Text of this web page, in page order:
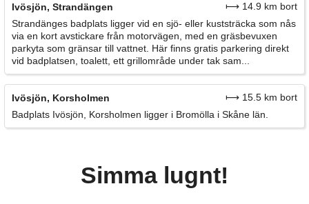
Ivösjön, Strandängen
⟼ 14.9 km bort
Strandänges badplats ligger vid en sjö- eller kuststräcka som nås
via en kort avstickare från motorvägen, med en gräsbevuxen
parkyta som gränsar till vattnet. Här finns gratis parkering direkt
vid badplatsen, toalett, ett grillområde under tak sam...
Ivösjön, Korsholmen
⟼ 15.5 km bort
Badplats Ivösjön, Korsholmen ligger i Bromölla i Skåne län.
Simma lugnt!